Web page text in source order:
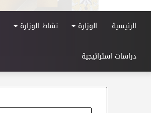
الرئيسية الوزارة نشاط الوزارة
دراسات استراتيجية